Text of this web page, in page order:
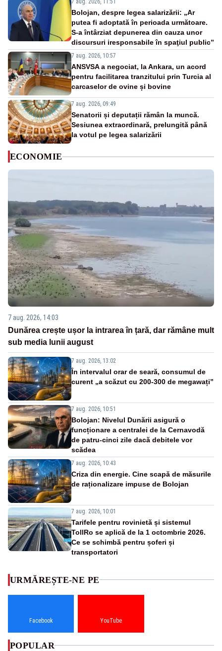
7 aug. 2026, 11:51
Bolojan, despre legea salarizării: „Ar
putea fi adoptată în perioada următoare.
S-a întârziat depunerea din cauza unor
discursuri iresponsabile în spaţiul public”
7 aug. 2026, 10:57
ANSVSA a negociat, la Ankara, un acord
pentru facilitarea tranzitului prin Turcia al
carcaselor de ovine și bovine
7 aug. 2026, 09:49
Senatorii și deputații rămân la muncă.
Sesiunea extraordinară, prelungită până
la votul pe legea salarizării
ECONOMIE
7 aug. 2026, 14:03
Dunărea crește ușor la intrarea în țară, dar rămâne mult
sub media lunii august
7 aug. 2026, 13:02
În intervalul orar de seară, consumul de
curent „a scăzut cu 200-300 de megawați”
7 aug. 2026, 10:51
Bolojan: Nivelul Dunării asigură o
funcționare a centralei de la Cernavodă
de patru-cinci zile dacă debitele vor
scădea
7 aug. 2026, 10:43
Criza din energie. Cine scapă de măsurile
de raționalizare impuse de Bolojan
7 aug. 2026, 10:01
Tarifele pentru rovinietă și sistemul
TollRo se aplică de la 1 octombrie 2026.
Ce se schimbă pentru șoferi și
transportatori
URMĂREȘTE-NE PE
Facebook YouTube
POPULAR